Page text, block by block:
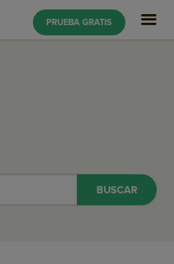
PRUEBA GRATIS